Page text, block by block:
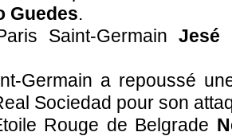
Guedes.
Saint-Germain Jesé
Germain a repoussé
Sociedad pour son
Rouge de Belgrade